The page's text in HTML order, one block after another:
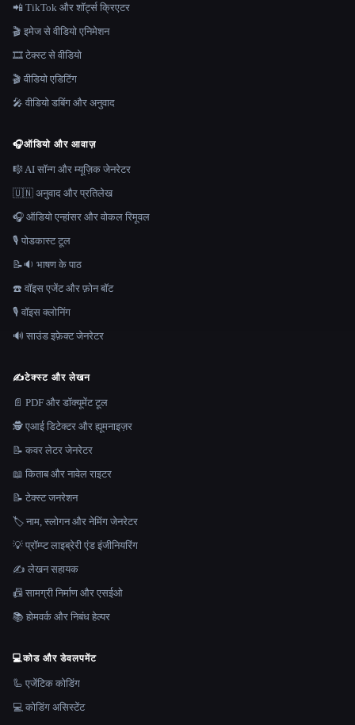
📲 TikTok और शॉर्ट्स क्रिएटर
🎬 इमेज से वीडियो एनिमेशन
🎞️ टेक्स्ट से वीडियो
🎬 वीडियो एडिटिंग
🎤 वीडियो डबिंग और अनुवाद
🎧ऑडियो और आवाज़
🎼 AI सॉन्ग और म्यूज़िक जेनरेटर
🇺🇳 अनुवाद और प्रतिलेख
🎧 ऑडियो एन्हांसर और वोकल रिमूवल
🎙️ पोडकास्ट टूल
📝🔉 भाषण के पाठ
☎️ वॉइस एजेंट और फ़ोन बॉट
🎙️ वॉइस क्लोनिंग
🔊 साउंड इफ़ेक्ट जेनरेटर
✍️टेक्स्ट और लेखन
📄 PDF और डॉक्यूमेंट टूल
🕵️ एआई डिटेक्टर और ह्यूमनाइज़र
📝 कवर लेटर जेनरेटर
📖 किताब और नावेल राइटर
📝 टेक्स्ट जनरेशन
🏷️ नाम, स्लोगन और नेमिंग जेनरेटर
💡 प्रॉम्प्ट लाइब्रेरी एंड इंजीनियरिंग
✍️ लेखन सहायक
📠 सामग्री निर्माण और एसईओ
📚 होमवर्क और निबंध हेल्पर
💻कोड और डेवलपमेंट
🦾 एजेंटिक कोडिंग
💻 कोडिंग असिस्टेंट